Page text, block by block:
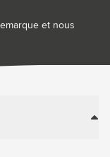
et nous